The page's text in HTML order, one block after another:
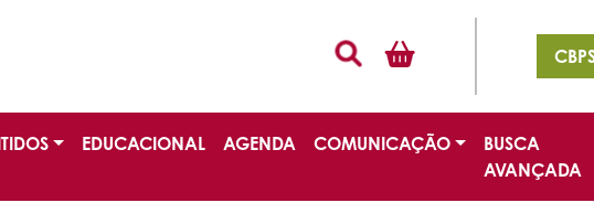
EDUCACIONAL AGENDA COMUNICAÇÃO
BUSCA
AVANÇADA